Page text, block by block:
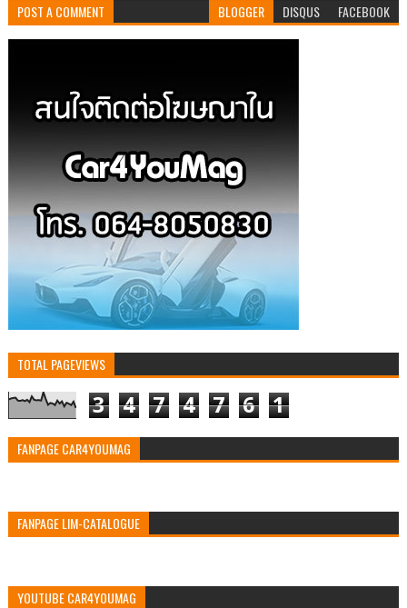
POST A COMMENT BLOGGER DISQUS FACEBOOK
TOTAL PAGEVIEWS
3 4 7 4 7 6 1
FANPAGE CAR4YOUMAG
FANPAGE LIM-CATALOGUE
YOUTUBE CAR4YOUMAG